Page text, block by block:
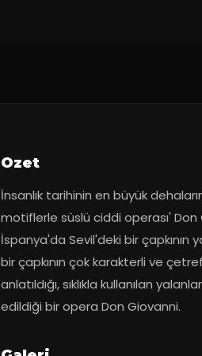
Ozet
İnsanlık tarihinin en büyük
motiflerle süslü ciddi operası' Don
İspanya'da Sevil'deki bir çapkının
bir çapkının çok karakterli ve
anlatıldığı, sıklıkla kullanılan
edildiği bir opera Don Giovanni.